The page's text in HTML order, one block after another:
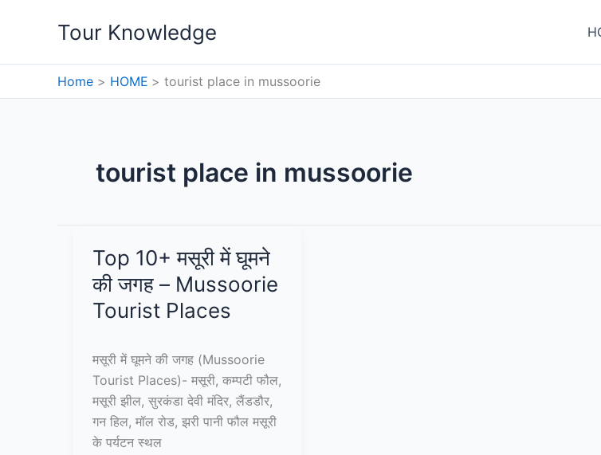
Tour Knowledge
Home HOME tourist place in mussoorie
tourist place in mussoorie
Top 10+ मसूरी में घूमने
की जगह – Mussoorie
Tourist Places
मसूरी में घूमने की जगह (Mussoorie
Tourist Places)- मसूरी, कम्पटी फौल,
मसूरी झील, सुरकंडा देवी मंदिर, लैंडडौर,
गन हिल, मॉल रोड, झरी पानी फौल मसूरी
के पर्यटन स्थल